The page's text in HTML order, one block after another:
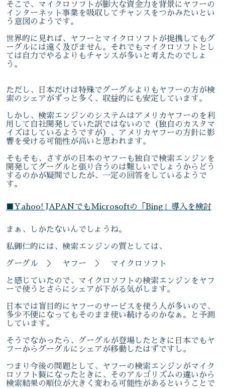
そこで、マイクロソフトが膨大な資金力を背景にヤフーの
インターネット事業を吸収してチャンスをつかみたいとい
う意図のようです。
世界的に見れば、ヤフーとマイクロソフトが提携してもグ
ーグルには遠く及びません。それでもマイクロソフトとし
ては自力でやるよりもチャンスが多いと考えたのでしょ
う。
ただし、日本だけは特殊でグーグルよりもヤフーの方が検
索のシェアがずっと多く、収益的にも安定しています。
しかし、検索エンジンのシステムはアメリカヤフーのを利
用して自社開発していた訳ではないので（独自のカスタマ
イズはしているようですが）、アメリカヤフーの方針に影
響を受ける可能性が高いと思われます。
そもそも、さすがの日本のヤフーも独自で検索エンジンを
開発してグーグルと張り合うのは難しいでしょうからどう
するのかが疑問でしたが、一定の回答をしているようで
す。
■Yahoo! JAPANでもMicrosoftの「Bing」導入を検討
まぁ、しかたないんでしょうね。
私御仁的には、検索エンジンの質としては、
グーグル ＞ ヤフー ＞ マイクロソフト
と感じていたので、マイクロソフトの検索エンジンをヤフ
ーで使うとさらにシェアが下がる気がします。
日本では盲目的にヤフーのサービスを使う人が多いので、
多少不便になってもそのまま使い続けるのかなぁ。と予測
しています。
そうでなかったら、グーグルが登場したときに日本でもヤ
フーからグーグルにシェアが移動したはずですし。
つまり今後の問題として、ヤフーの検索エンジンがマイク
ロソフト製になったときに、そのアルゴリズムの違いから
検索結果の順位が大きく変わる可能性があるということで